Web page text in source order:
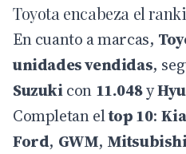
Toyota encabeza el
En cuanto a marcas,
unidades vendidas,
Suzukicon 11.048y
Completan eltop 10: Kia
Ford, GWM,